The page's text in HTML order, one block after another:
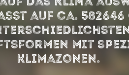
auf ca. 582646
mit
Klimazonen.